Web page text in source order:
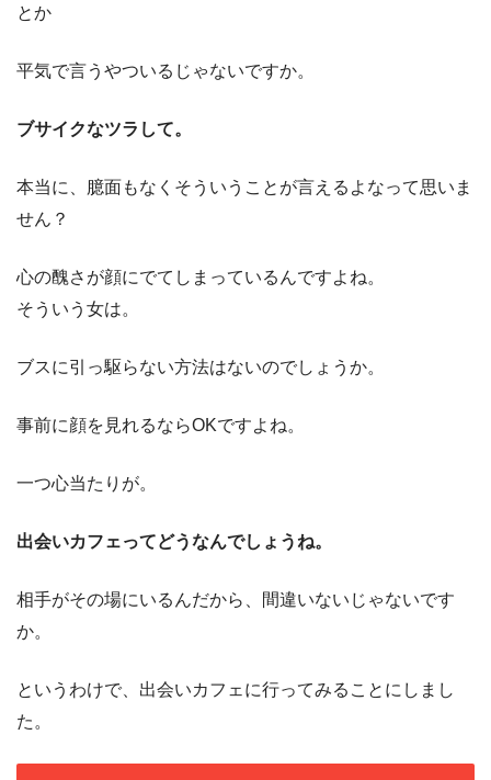
とか
平気で言うやついるじゃないですか。
ブサイクなツラして。
本当に、臆面もなくそういうことが言えるよなって思いま
せん？
心の醜さが顔にでてしまっているんですよね。
そういう女は。
ブスに引っ駆らない方法はないのでしょうか。
事前に顔を見れるならOKですよね。
一つ心当たりが。
出会いカフェってどうなんでしょうね。
相手がその場にいるんだから、間違いないじゃないです
か。
というわけで、出会いカフェに行ってみることにしまし
た。